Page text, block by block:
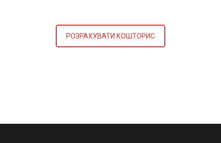
РОЗРАХУВАТИ КОШТОРИС